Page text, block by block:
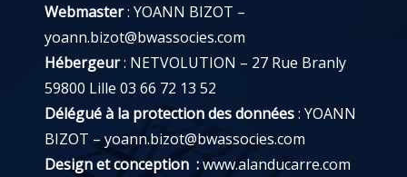
Webmaster: YOANN BIZOT –
yoann.bizot@bwassocies.com
Hébergeur: NETVOLUTION – 27 Rue Branly
59800 Lille 03 66 72 13 52
Délégué à la protection des données: YOANN
BIZOT – yoann.bizot@bwassocies.com
Design et conception :www.alanducarre.com